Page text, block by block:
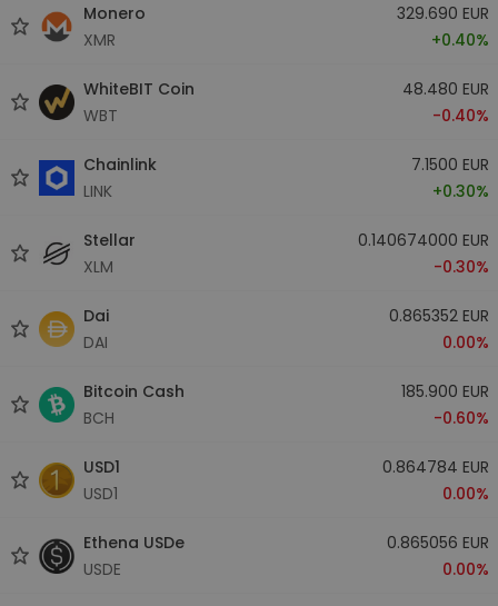
Monero
XMR
329.690 EUR
+0.40%
WhiteBIT Coin
WBT
48.480 EUR
-0.40%
Chainlink
LINK
7.1500 EUR
+0.30%
Stellar
XLM
0.140674000 EUR
-0.30%
Dai
DAI
0.865352 EUR
0.00%
Bitcoin Cash
BCH
185.900 EUR
-0.60%
USD1
USD1
0.864784 EUR
0.00%
Ethena USDe
USDE
0.865056 EUR
0.00%